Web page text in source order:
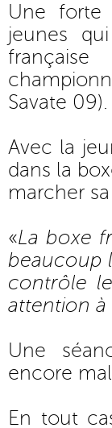
Une forte
jeunes
Savate 09).
Avec la
dans la
marcher
«La boxe
beaucoup
contrôle
attention à
Une
encore
En tout